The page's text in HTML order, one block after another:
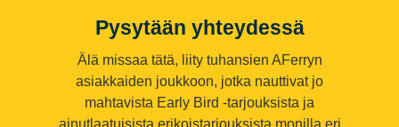
Pysytään yhteydessä
Älä missaa tätä, liity tuhansien AFerryn
asiakkaiden joukkoon, jotka nauttivat jo
mahtavista Early Bird -tarjouksista ja
ainutlaatuisista erikoistarjouksista monilla eri